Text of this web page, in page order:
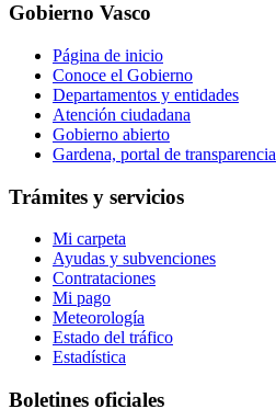
Gobierno Vasco
Página de inicio
Conoce el Gobierno
Departamentos y entidades
Atención ciudadana
Gobierno abierto
Gardena, portal de transparencia
Trámites y servicios
Mi carpeta
Ayudas y subvenciones
Contrataciones
Mi pago
Meteorología
Estado del tráfico
Estadística
Boletines oficiales